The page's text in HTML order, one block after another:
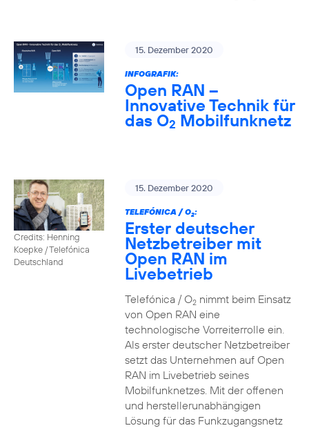
15. Dezember 2020
INFOGRAFIK:
Open RAN –
Innovative Technik für
das O2 Mobilfunknetz
Credits: Henning
Koepke / Telefónica
Deutschland
15. Dezember 2020
TELEFÓNICA / O2:
Erster deutscher
Netzbetreiber mit
Open RAN im
Livebetrieb
Telefónica / O2nimmt beim Einsatz
von Open RAN eine
technologische Vorreiterrolle ein.
Als erster deutscher Netzbetreiber
setzt das Unternehmen auf Open
RAN im Livebetrieb seines
Mobilfunknetzes. Mit der offenen
und herstellerunabhängigen
Lösung für das Funkzugangsnetz